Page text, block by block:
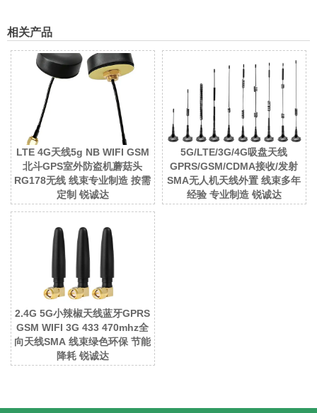
相关产品
LTE 4G天线5g NB WIFI GSM
北斗GPS室外防盗机蘑菇头
RG178无线 线束专业制造 按需
定制 锐诚达
5G/LTE/3G/4G吸盘天线
GPRS/GSM/CDMA接收/发射
SMA无人机天线外置 线束多年
经验 专业制造 锐诚达
2.4G 5G小辣椒天线蓝牙GPRS
GSM WIFI 3G 433 470mhz全
向天线SMA 线束绿色环保 节能
降耗 锐诚达